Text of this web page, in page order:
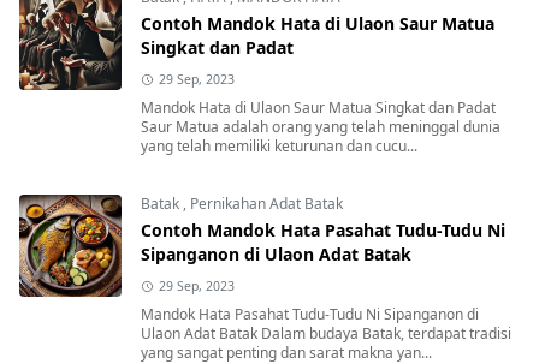
Contoh Mandok Hata di Ulaon Saur Matua
Singkat dan Padat
29 Sep, 2023
Mandok Hata di Ulaon Saur Matua Singkat dan Padat
Saur Matua adalah orang yang telah meninggal dunia
yang telah memiliki keturunan dan cucu...
Batak , Pernikahan Adat Batak
Contoh Mandok Hata Pasahat Tudu-Tudu Ni
Sipanganon di Ulaon Adat Batak
29 Sep, 2023
Mandok Hata Pasahat Tudu-Tudu Ni Sipanganon di
Ulaon Adat Batak Dalam budaya Batak, terdapat tradisi
yang sangat penting dan sarat makna yan...